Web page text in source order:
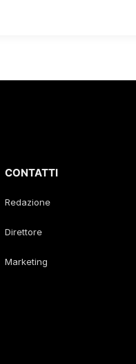
CONTATTI
Redazione
Direttore
Marketing